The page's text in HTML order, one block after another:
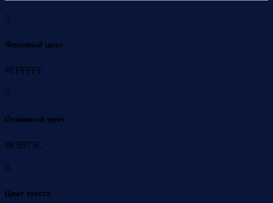
Фоновый цвет
#FFFFFF
Основной цвет
#F3B75C
Цвет текста